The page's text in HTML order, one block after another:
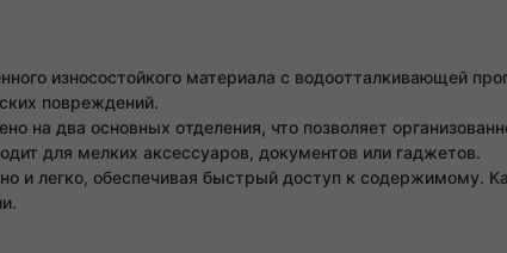
износостойкого материала с водоотталкивающей
повреждений.
на два основных отделения, что позволяет
для мелких аксессуаров, документов или гаджетов.
и легко, обеспечивая быстрый доступ к содержимому.